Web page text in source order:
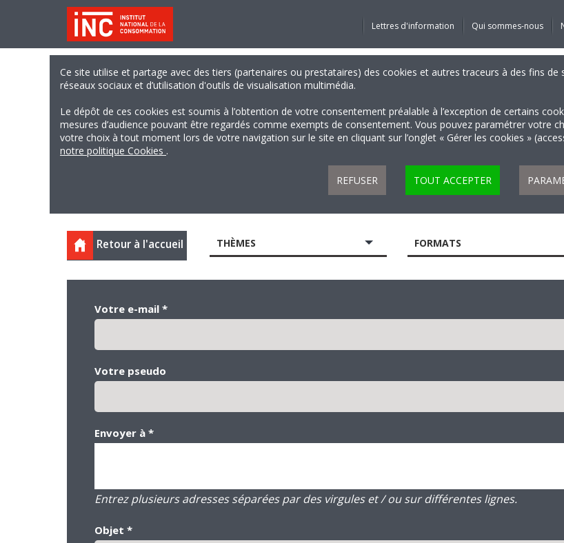
Lettres d'information Qui sommes-nous
Ce site utilise et partage avec des tiers (partenaires ou prestataires) des cookies et autres traceurs à des fins
réseaux sociaux et d’utilisation d'outils de visualisation multimédia.
Le dépôt de ces cookies est soumis à l’obtention de votre consentement préalable à l’exception de certains
mesures d’audience pouvant être regardés comme exempts de consentement. Vous pouvez paramétrer votre
votre choix à tout moment lors de votre navigation sur le site en cliquant sur l’onglet « Gérer les cookies »
notre politique Cookies .
REFUSER TOUT ACCEPTER
Retour à l'accueil THÈMES FORMATS
Votre e-mail *
Votre pseudo
Envoyer à *
Entrez plusieurs adresses séparées par des virgules et / ou sur différentes lignes.
Objet *